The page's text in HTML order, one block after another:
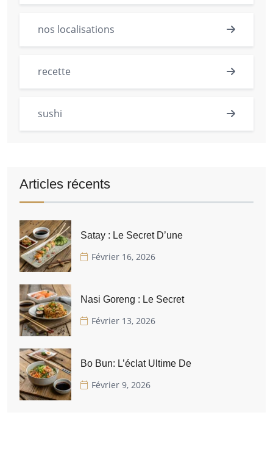
nos localisations
recette
sushi
Articles récents
Satay : Le Secret D’une
Février 16, 2026
Nasi Goreng : Le Secret
Février 13, 2026
Bo Bun: L’éclat Ultime De
Février 9, 2026